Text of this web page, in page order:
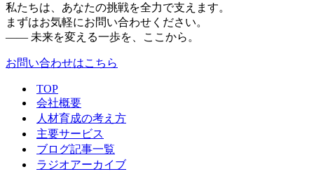
私たちは、あなたの挑戦を全力で支えます。
まずはお気軽にお問い合わせください。
—— 未来を変える一歩を、ここから。
お問い合わせはこちら
TOP
会社概要
人材育成の考え方
主要サービス
ブログ記事一覧
ラジオアーカイブ